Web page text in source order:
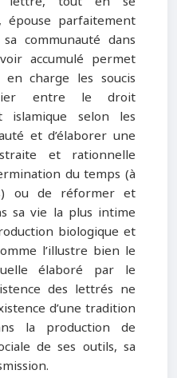
parfaitement
communauté dans
accumulé permet
charge les soucis
entre le droit
selon les
et d’élaborer une
et rationnelle
du temps (à
ou de réformer et
sa vie la plus intime
biologique et
l’illustre bien le
élaboré par le
des lettrés ne
d’une tradition
la production de
de ses outils, sa